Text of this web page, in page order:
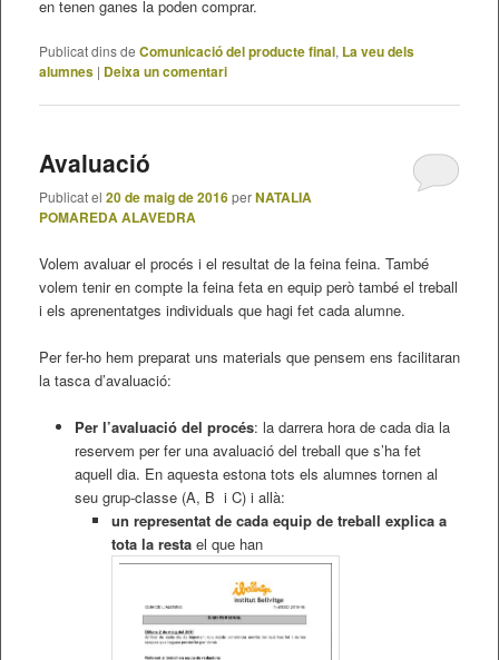
en tenen ganes la poden comprar.
Publicat dins de Comunicació del producte final, La veu dels
alumnes | Deixa un comentari
Avaluació
Publicat el 20 de maig de 2016perNATALIA
POMAREDA ALAVEDRA
Volem avaluar el procés i el resultat de la feina feina. També
volem tenir en compte la feina feta en equip però també el treball
i els aprenentatges individuals que hagi fet cada alumne.
Per fer-ho hem preparat uns materials que pensem ens facilitaran
la tasca d’avaluació:
Per l’avaluació del procés: la darrera hora de cada dia la
reservem per fer una avaluació del treball que s’ha fet
aquell dia. En aquesta estona tots els alumnes tornen al
seu grup-classe (A, B i C) i allà:
un representat de cada equip de treball explica a
tota la restael que han